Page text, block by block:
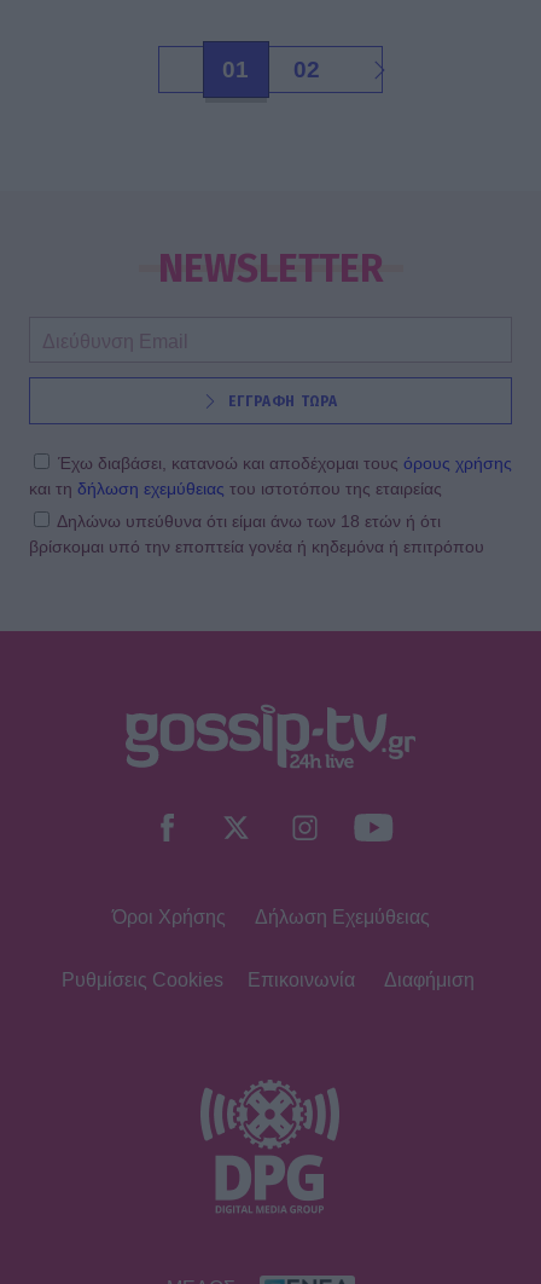
01 02
NEWSLETTER
ΕΓΓΡΑΦΗ ΤΩΡΑ
Έχω διαβάσει, κατανοώ και αποδέχομαι τους όρους χρήσης
και τη δήλωση εχεμύθειας του ιστοτόπου της εταιρείας
Δηλώνω υπεύθυνα ότι είμαι άνω των 18 ετών ή ότι
βρίσκομαι υπό την εποπτεία γονέα ή κηδεμόνα ή επιτρόπου
Όροι Χρήσης Δήλωση Εχεμύθειας
Ρυθμίσεις Cookies Επικοινωνία Διαφήμιση